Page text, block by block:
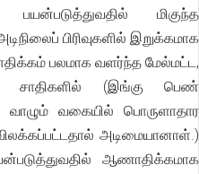
மிகுந்த
பிரிவுகளில் இறுக்கமாக
பலமாக வளர்ந்த மேல்மட்ட,
சாதிகளில் (இங்கு பெண்
வாழும் வகையில் பொருளாதார
அடிமையானாள்.)
ஆணாதிக்கமாக